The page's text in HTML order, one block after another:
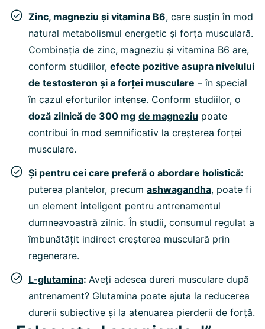
Zinc, magneziu și vitamina B6, care susțin în mod
natural metabolismul energetic și forța musculară.
Combinația de zinc, magneziu și vitamina B6 are,
conform studiilor, efecte pozitive asupra nivelului
de testosteron și a forței musculare – în special
în cazul eforturilor intense. Conform studiilor, o
doză zilnică de 300 mg de magneziu poate
contribui în mod semnificativ la creșterea forței
musculare.
Și pentru cei care preferă o abordare holistică:
puterea plantelor, precum ashwagandha, poate fi
un element inteligent pentru antrenamentul
dumneavoastră zilnic. În studii, consumul regulat a
îmbunătățit indirect creșterea musculară prin
regenerare.
L-glutamina: Aveți adesea dureri musculare după
antrenament? Glutamina poate ajuta la reducerea
durerii subiective și la atenuarea pierderii de forță.